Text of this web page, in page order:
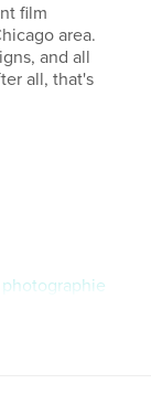
film
area.
and all
all, that's
de rue